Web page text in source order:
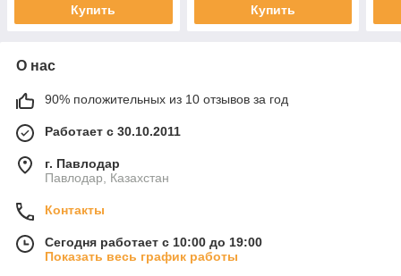
Купить Купить
О нас
90% положительных из 10 отзывов за год
Работает с 30.10.2011
г. Павлодар
Павлодар, Казахстан
Контакты
Сегодня работает с 10:00 до 19:00
Показать весь график работы